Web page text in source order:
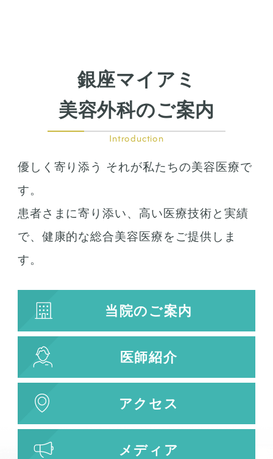
ビューホット
フリーワード検索
銀座マイアミ
美容外科のご案内
Introduction
優しく寄り添う それが私たちの美容医療で
す。
患者さまに寄り添い、高い医療技術と実績
で、健康的な総合美容医療をご提供しま
す。
当院のご案内
医師紹介
アクセス
メディア